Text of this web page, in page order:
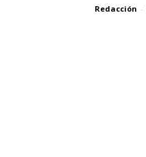
Redacción -